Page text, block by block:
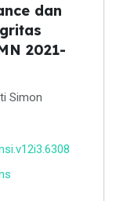
dan
2021-
Simon